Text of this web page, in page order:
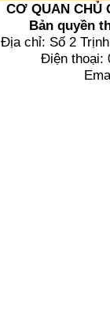
CƠ QUAN CHỦ
Bản quyền
Địa chỉ: Số 2
Điện